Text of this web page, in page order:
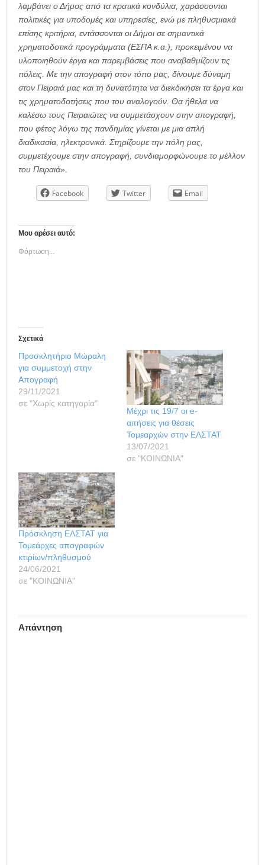
λαμβάνει ο Δήμος από τα κρατικά κονδύλια, χαράσσονται
πολιτικές για υποδομές και υπηρεσίες, ενώ με πληθυσμιακά
επίσης κριτήρια, εντάσσονται οι Δήμοι σε σημαντικά
χρηματοδοτικά προγράμματα (ΕΣΠΑ κ.α.), προκειμένου να
υλοποιηθούν έργα και παρεμβάσεις που αναβαθμίζουν τις
πόλεις. Με την απογραφή στον τόπο μας, δίνουμε δύναμη
στον Πειραιά μας και τη δυνατότητα να διεκδικήσει τα έργα και
τις χρηματοδοτήσεις που του αναλογούν. Θα ήθελα να
καλέσω τους Πειραιώτες να συμμετάσχουν στην απογραφή,
που φέτος λόγω της πανδημίας γίνεται με μια απλή
διαδικασία, ηλεκτρονικά. Στηρίζουμε την πόλη μας,
συμμετέχουμε στην απογραφή, συνδιαμορφώνουμε το μέλλον
του Πειραιά».
Facebook Twitter Email
Μου αρέσει αυτό:
Φόρτωση...
Σχετικά
Προσκλητήριο Μώραλη
για συμμετοχή στην
Απογραφή
29/11/2021
σε "Χωρίς κατηγορία"
Μέχρι τις 19/7 οι e-
αιτήσεις για θέσεις
Τομεαρχών στην ΕΛΣΤΑΤ
13/07/2021
σε "ΚΟΙΝΩΝΙΑ"
Πρόσκληση ΕΛΣΤΑΤ για
Τομεάρχες απογραφών
κτιρίων/πληθυσμού
24/06/2021
σε "ΚΟΙΝΩΝΙΑ"
Απάντηση